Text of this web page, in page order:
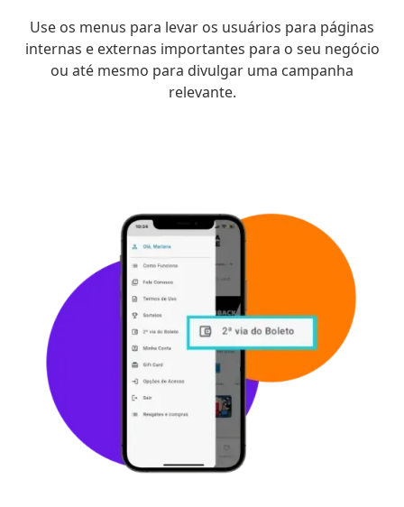
Use os menus para levar os usuários para páginas
internas e externas importantes para o seu negócio
ou até mesmo para divulgar uma campanha
relevante.